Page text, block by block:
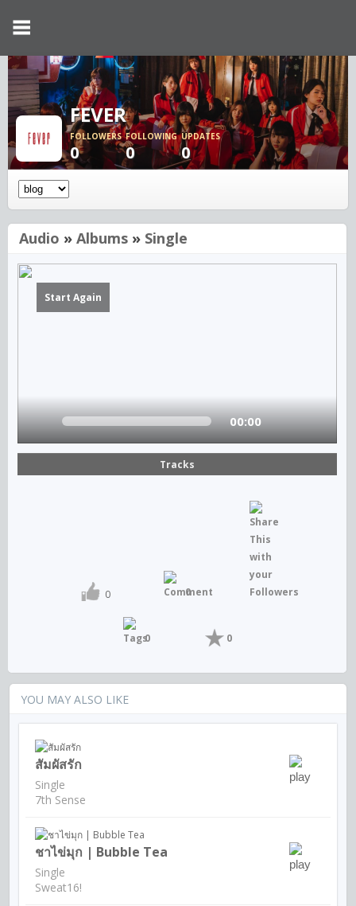
FEVER
FOLLOWERS
0
FOLLOWING
0
UPDATES
0
Audio » Albums » Single
Start Again
00:00
Tracks
0 0
0 0
YOU MAY ALSO LIKE
สัมผัสรัก
Single
7th Sense
ชาไข่มุก | Bubble Tea
Single
Sweat16!